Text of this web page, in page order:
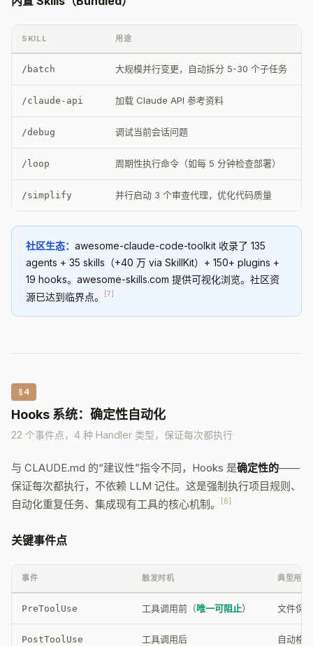
SKILL 用途
/batch 大规模并行变更，自动拆分 5-30 个子任务
/claude-api 加载 Claude API 参考资料
/debug 调试当前会话问题
/loop 周期性执行命令（如每 5 分钟检查部署）
/simplify 并行启动 3 个审查代理，优化代码质量
社区生态： awesome-claude-code-toolkit 收录了 135
agents + 35 skills（+40 万 via SkillKit）+ 150+ plugins +
19 hooks。awesome-skills.com 提供可视化浏览。社区资
源已达到临界点。
[7]
§4
Hooks 系统：确定性自动化
22 个事件点，4 种 Handler 类型，保证每次都执行
与 CLAUDE.md 的“建议性”指令不同，Hooks 是确定性的——
保证每次都执行，不依赖 LLM 记住。这是强制执行项目规则、
自动化重复任务、集成现有工具的核心机制。
[8]
关键事件点
事件 触发时机 典型用途
PreToolUse 工具调用前（唯一可阻止） 文件保
PostToolUse 工具调用后 自动格